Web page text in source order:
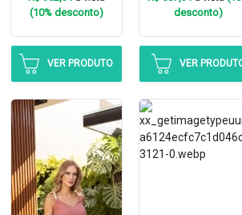
(10% desconto)
VER PRODUTO
desconto)
VER